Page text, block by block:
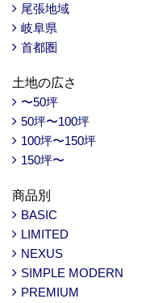
尾張地域
岐阜県
首都圏
土地の広さ
〜50坪
50坪〜100坪
100坪〜150坪
150坪〜
商品別
BASIC
LIMITED
NEXUS
SIMPLE MODERN
PREMIUM